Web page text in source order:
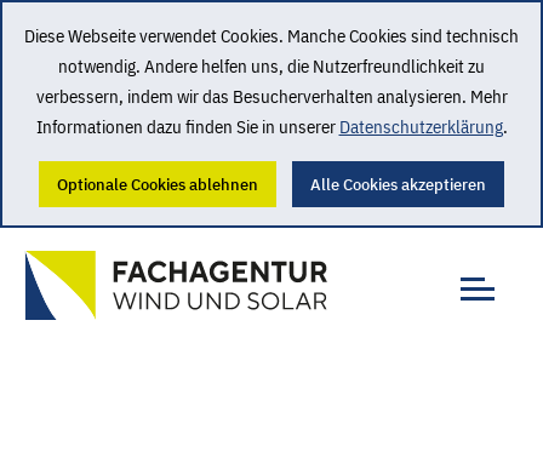
Diese Webseite verwendet Cookies. Manche Cookies sind technisch
notwendig. Andere helfen uns, die Nutzerfreundlichkeit zu
verbessern, indem wir das Besucherverhalten analysieren. Mehr
Informationen dazu finden Sie in unserer Datenschutzerklärung.
Optionale Cookies ablehnen Alle Cookies akzeptieren